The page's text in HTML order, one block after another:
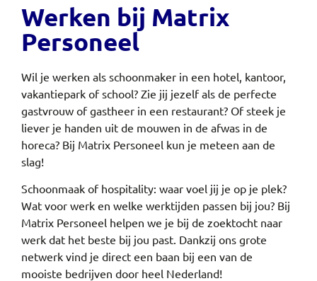
Werken bij Matrix
Personeel
Wil je werken als schoonmaker in een hotel, kantoor,
vakantiepark of school? Zie jij jezelf als de perfecte
gastvrouw of gastheer in een restaurant? Of steek je
liever je handen uit de mouwen in de afwas in de
horeca? Bij Matrix Personeel kun je meteen aan de
slag!
Schoonmaak of hospitality: waar voel jij je op je plek?
Wat voor werk en welke werktijden passen bij jou? Bij
Matrix Personeel helpen we je bij de zoektocht naar
werk dat het beste bij jou past. Dankzij ons grote
netwerk vind je direct een baan bij een van de
mooiste bedrijven door heel Nederland!